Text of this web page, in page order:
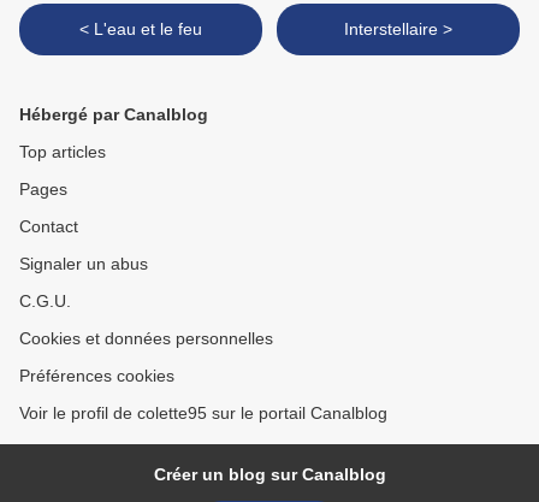
< L'eau et le feu Interstellaire >
Hébergé par Canalblog
Top articles
Pages
Contact
Signaler un abus
C.G.U.
Cookies et données personnelles
Préférences cookies
Voir le profil de colette95 sur le portail Canalblog
Créer un blog sur Canalblog